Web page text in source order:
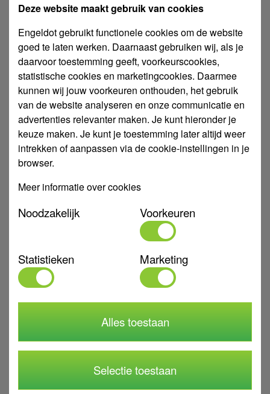
Levertijd 1 tot 2 werkdagen
In winkelwagen
Montageband geplasti, 10 m 12 x 0.75 mm
286562
Deze website maakt gebruik van cookies
Engeldot gebruikt functionele cookies om de website
goed te laten werken. Daarnaast gebruiken wij, als je
daarvoor toestemming geeft, voorkeurscookies,
statistische cookies en marketingcookies. Daarmee
kunnen wij jouw voorkeuren onthouden, het gebruik
van de website analyseren en onze communicatie en
advertenties relevanter maken. Je kunt hieronder je
keuze maken. Je kunt je toestemming later altijd weer
intrekken of aanpassen via de cookie-instellingen in je
browser.
Meer informatie over cookies
Noodzakelijk Voorkeuren
Statistieken Marketing
Selectie toestaan
Alles toestaan